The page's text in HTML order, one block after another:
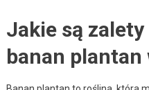
Jakie są
banan plantan